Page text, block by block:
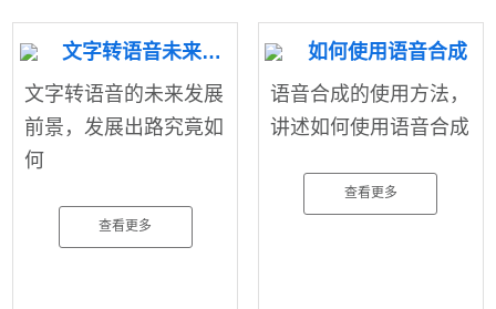
文字转语音未来发展如何
文字转语音的未来发展
前景，发展出路究竟如
何
查看更多
如何使用语音合成
语音合成的使用方法，
讲述如何使用语音合成
查看更多